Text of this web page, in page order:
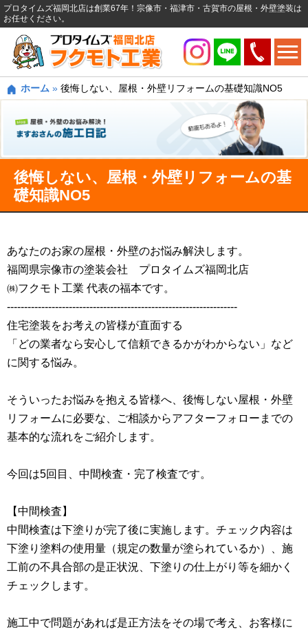
プロタイムズ福岡北店は創業67年！宗像市・福津市・古賀市の屋根・外壁塗装は
お任せください。
ホーム » 後悔しない、屋根・外壁リフォームの基礎知識NO5
後悔しない、屋根・外壁リフォームの基
礎知識NO5
あなたのお家の屋根・外壁のお悩み解決します。
福岡県宗像市の塗装会社 プロタイムズ福岡北店
㈱フクモト工業 代表の福本です。
-------------------------------------------------------------------
住宅塗装をお考えの皆様が直面する
「どの業者なら安心して信頼できるかがわからない」など
に関する悩み。
そういったお悩みを抱える皆様へ、後悔しない屋根・外壁
リフォームに必要な、ご相談からアフターフォローまでの
基本的な流れをご紹介します。
今回は5回目、中間検査・完了検査です。
【中間検査】
中間検査は下塗りが完了後に実施します。チェック内容は
下塗り塗料の使用量（規定の数量が塗られているか）、施
工前の不具合部の是正状況、下塗りの仕上がり等を細かく
チェックします。
施工中で問題があれば是正方法をその場で考え、お客様に